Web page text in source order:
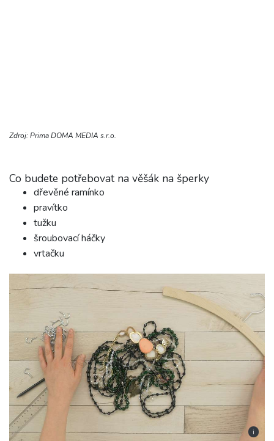
Zdroj: Prima DOMA MEDIA s.r.o.
Co budete potřebovat na věšák na šperky
dřevěné ramínko
pravítko
tužku
šroubovací háčky
vrtačku
i